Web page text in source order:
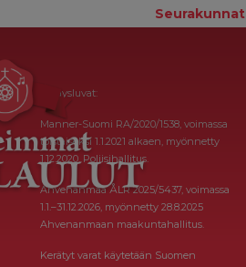
Seurakunnat
Keräysluvat:
Manner-Suomi RA/2020/1538, voimassa
toistaiseksi 1.1.2021 alkaen, myönnetty
1.12.2020, Poliisihallitus.
Ahvenanmaa ÅLR 2025/5437, voimassa
1.1.–31.12.2026, myönnetty 28.8.2025
Ahvenanmaan maakuntahallitus.
Kerätyt varat käytetään Suomen